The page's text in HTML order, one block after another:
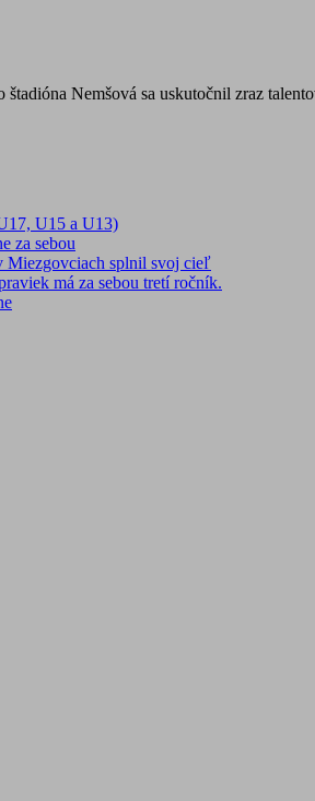
Nemšová sa uskutočnil zraz
U15 a U13)
za sebou
Miezgovciach splnil svoj cieľ
má za sebou tretí ročník.